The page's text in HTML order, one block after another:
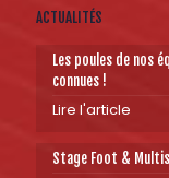
ACTUALITÉS
Les poules de nos
connues !
Lire l'article
Stage Foot &